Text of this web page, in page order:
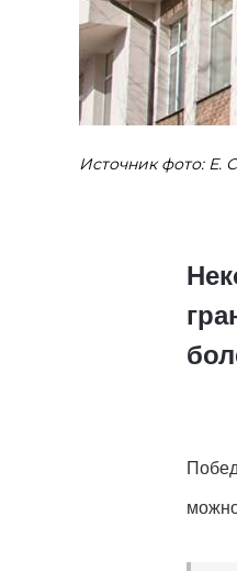
Источник фото: Е.